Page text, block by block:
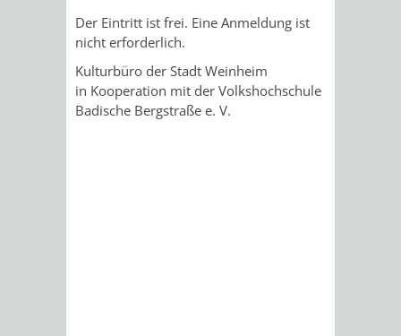
DATEN
ZAHLEN
Der Eintritt ist frei. Eine Anmeldung ist
nicht erforderlich.
Kulturbüro der Stadt Weinheim
in Kooperation mit der Volkshochschule
Badische Bergstraße e. V.